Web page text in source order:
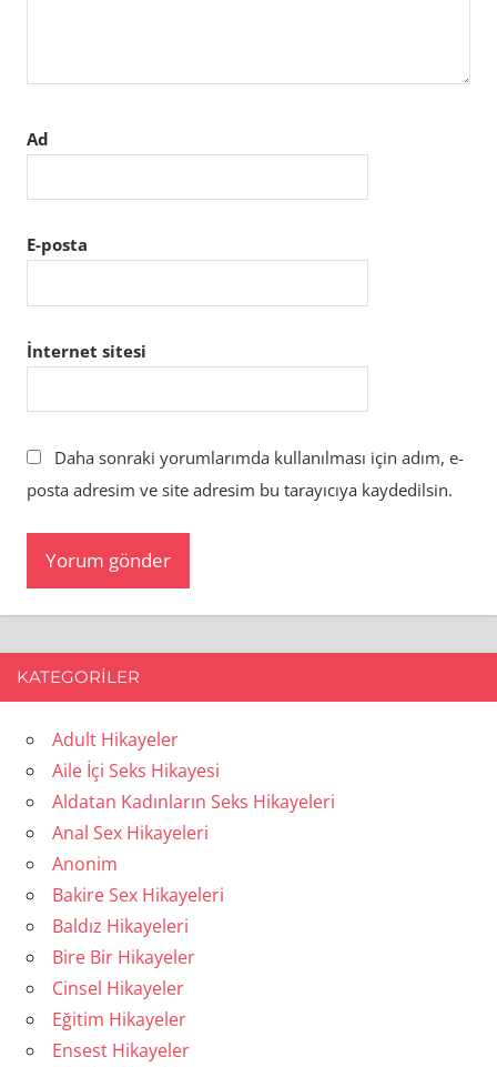
Ad
E-posta
İnternet sitesi
Daha sonraki yorumlarımda kullanılması için adım, e-
posta adresim ve site adresim bu tarayıcıya kaydedilsin.
KATEGORILER
Adult Hikayeler
Aile İçi Seks Hikayesi
Aldatan Kadınların Seks Hikayeleri
Anal Sex Hikayeleri
Anonim
Bakire Sex Hikayeleri
Baldız Hikayeleri
Bire Bir Hikayeler
Cinsel Hikayeler
Eğitim Hikayeler
Ensest Hikayeler